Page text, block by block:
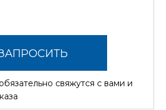
СТОИМОСТЬсвяжутся с вами и